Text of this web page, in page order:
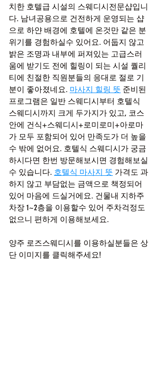
치한 호텔급 시설의 스웨디시전문샵입니
다. 남녀공용으로 건전하게 운영되는 샵
으로 하얀 배경에 호텔에 온것만 같은 분
위기를 경험하실수 있어요. 어둡지 않고
밝은 조명과 내부에 퍼져있는 고급스러
움에 받기도 전에 힐링이 되는 시설 퀄리
티에 친절한 직원분들의 응대로 절로 기
분이 좋아졌네요. 마사지 힐링 뜻 준비된
프로그램은 일반 스웨디시부터 호텔식
스웨디시까지 크게 두가지가 있고, 코스
안에 건식+스웨디시+로미로미+아로마
가 모두 포함되어 있어 만족도가 더 높을
수 밖에 없어요. 호텔식 스웨디시가 궁금
하시다면 한번 방문해보시면 경험해보실
수 있습니다. 호텔식 마사지 뜻 가격도 과
하지 않고 부담없는 금액으로 책정되어
있어 마음에 드실거에요. 건물내 지하주
차장 1~2층을 이용할수 있어 주차걱정도
없으니 편하게 이용해보세요.
양주 로즈스웨디시를 이용하실분들은 상
단 이미지를 클릭해주세요!